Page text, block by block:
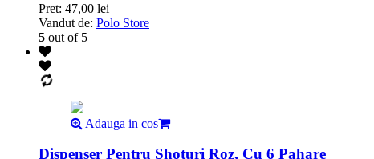
Pret: 47,00 lei
Vandut de: Polo Store
5 out of 5
Adauga in cos
Dispenser Pentru Shoturi Roz, Cu 6 Pahare